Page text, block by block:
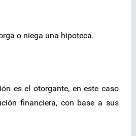
o niega una hipoteca.
es el otorgante, en este caso
financiera, con base a sus